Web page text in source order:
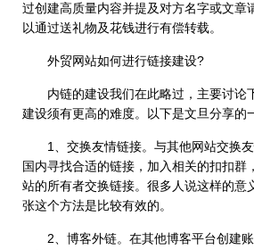
过创建高质量内容并提及对方名字或文章
以通过送礼物及花钱进行有偿转载。
外贸网站如何进行链接建设?
内链的建设我们在此略过，主要讨论
建设须有更高的难度。以下是文旦分享的
1、交换友情链接。与其他网站交换友
国内寻找合适的链接，加入相关的扣扣群
站的所有者交换链接。很多人说这样的意
张这个方法是比较有效的。
2、博客外链。在其他博客平台创建账